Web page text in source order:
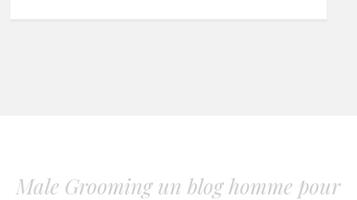
Male Grooming un blog homme pour